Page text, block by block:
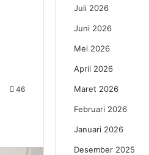
46
Juli 2026
Juni 2026
Mei 2026
April 2026
Maret 2026
Februari 2026
Januari 2026
Desember 2025